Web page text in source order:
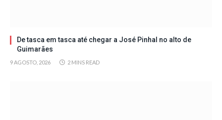
De tasca em tasca até chegar a José Pinhal no alto de
Guimarães
9 AGOSTO, 2026 2 MINS READ